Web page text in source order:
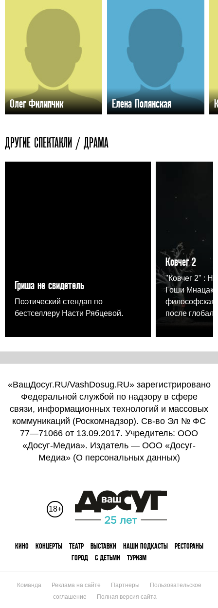
Олег Филипчик Елена Полянская
ДРУГИЕ СПЕКТАКЛИ / ДРАМА
Гриша не свидетель
Поэтический стендап по
бестселлеру Насти Рябцевой.
Ковчег 2
"Ковчег 2" :
Гоши
философская
после
«ВашДосуг.RU/VashDosug.RU» зарегистрировано
Федеральной службой по надзору в сфере
связи, информационных технологий и массовых
коммуникаций (Роскомнадзор). Св-во Эл № ФС
77—71066 от 13.09.2017. Учредитель: ООО
«Досуг-Медиа». Издатель — ООО «Досуг-
Медиа» (О персональных данных)
18+
КИНО КОНЦЕРТЫ ТЕАТР ВЫСТАВКИ НАШИ ПОДКАСТЫ
РЕСТОРАНЫ
ГОРОД
С ДЕТЬМИ ТУРИЗМ
Команда Реклама на сайте Партнеры
Пользовательское
соглашение
Полная версия сайта